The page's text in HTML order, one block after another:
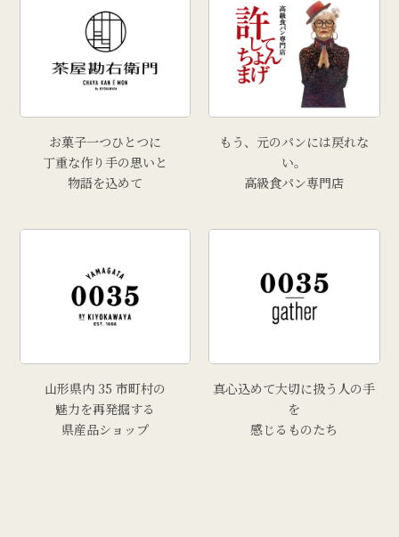
お菓子一つひとつに
丁重な作り手の思いと
物語を込めて
もう、元のパンには戻れな
い。
高級食パン専門店
山形県内 35 市町村の
魅力を再発掘する
県産品ショップ
真心込めて大切に扱う人の手
を
感じるものたち